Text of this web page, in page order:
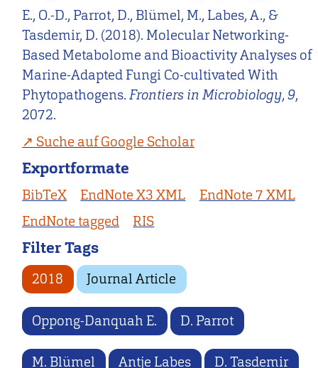
E., O.-D., Parrot, D., Blümel, M., Labes, A., &
Tasdemir, D. (2018). Molecular Networking-
Based Metabolome and Bioactivity Analyses of
Marine-Adapted Fungi Co-cultivated With
Phytopathogens.Frontiers in Microbiology,9,
2072.
Suche auf Google Scholar
Exportformate
BibTeX EndNote X3 XML
EndNote 7 XML
EndNote tagged
RIS
Filter Tags
2018 Journal Article
Oppong-Danquah E. D. Parrot
M. Blümel Antje Labes D. Tasdemir